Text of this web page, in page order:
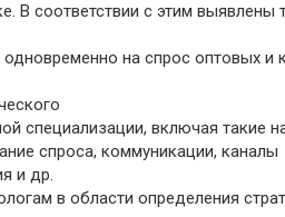
В соответствии с этим выявлены
на спрос оптовых и
специализации, включая такие
спроса, коммуникации, каналы
и др.
в области определения